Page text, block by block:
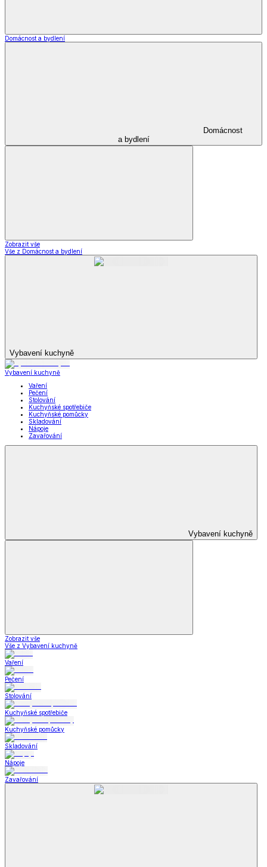
Domácnost a bydlení
Domácnost
a bydlení
Zobrazit vše
Vše z Domácnost a bydlení
Vybavení kuchyně
Vybavení kuchyně
Vaření
Pečení
Stolování
Kuchyňské spotřebiče
Kuchyňské pomůcky
Skladování
Nápoje
Zavařování
Vybavení kuchyně
Zobrazit vše
Vše z Vybavení kuchyně
Vaření
Pečení
Stolování
Kuchyňské spotřebiče
Kuchyňské pomůcky
Skladování
Nápoje
Zavařování